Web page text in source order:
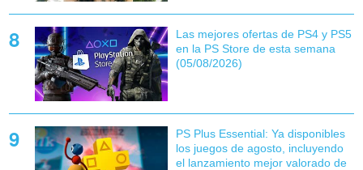
Las mejores ofertas de PS4 y PS5
en la PS Store de esta semana
(05/08/2026)
PS Plus Essential: Ya disponibles
los juegos de agosto, incluyendo
el lanzamiento mejor valorado de